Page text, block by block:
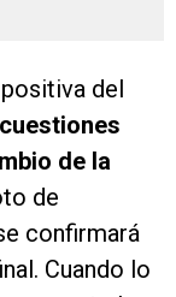
del
de la
de
confirmará
Cuando lo